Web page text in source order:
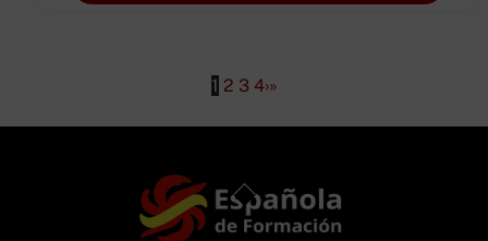
1 2 3 4›»
Back
To